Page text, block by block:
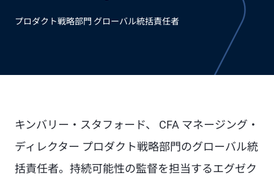
プロダクト戦略部門 グローバル統括責任者
キンバリー・スタフォード、 CFA マネージング・
ディレクター プロダクト戦略部門のグローバル統
括責任者。持続可能性の監督を担当するエグゼク